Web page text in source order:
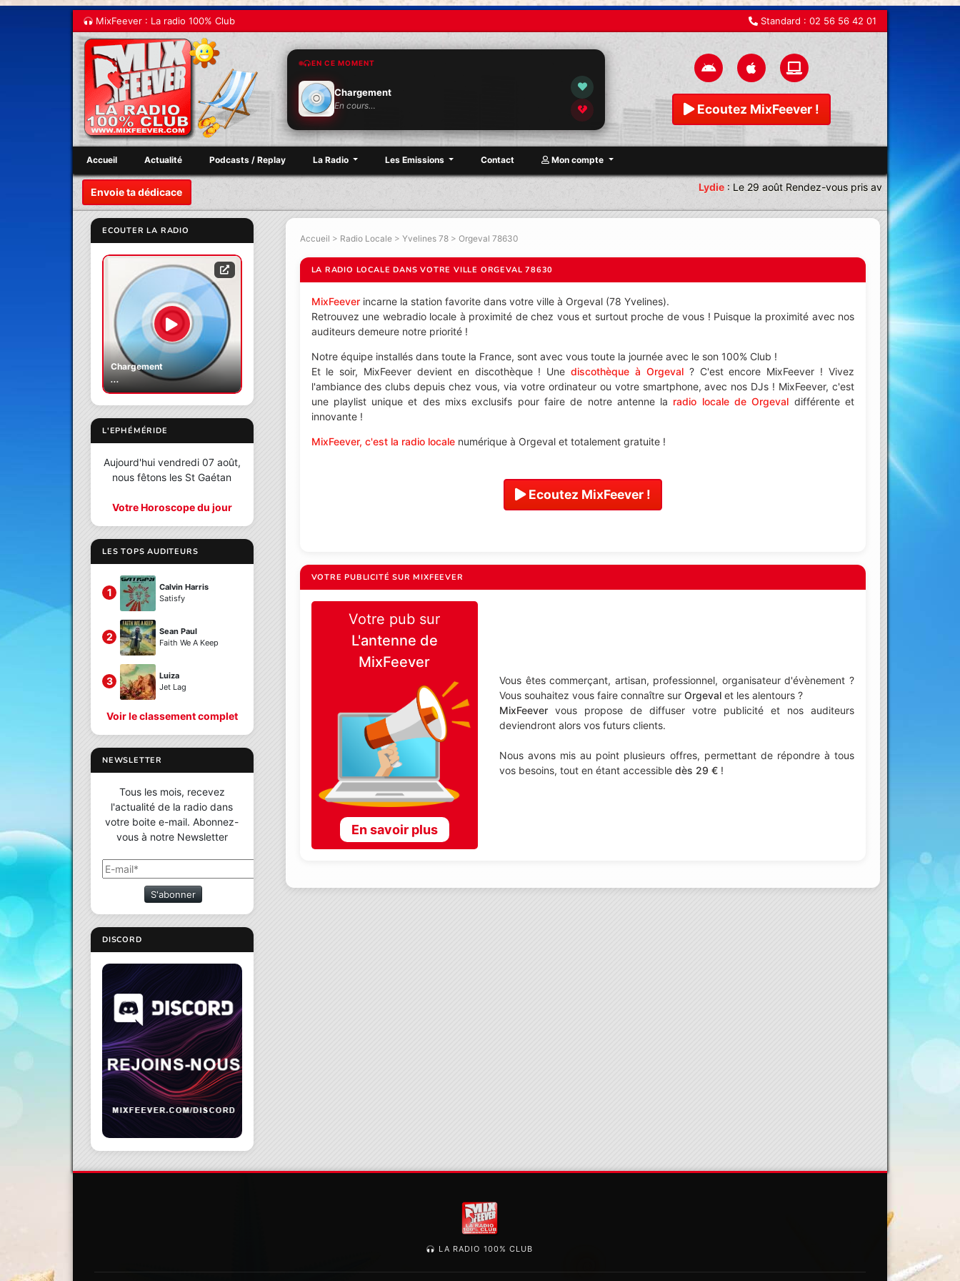
MixFeever : La radio 100% Club Standard : 02 56 56 42 01
EN CE MOMENT
Chargement
En cours… Ecoutez MixFeever !
Accueil Actualité Podcasts / Replay La Radio Les Emissions Contact Mon compte
Envoie ta dédicace Lydie:Le 29 août Rendez-vous pris avec une équipe
ECOUTER LA RADIO
Chargement
...
L'EPHÉMÉRIDE
Aujourd'hui vendredi 07 août,
nous fêtons les St Gaétan
Votre Horoscope du jour
LES TOPS AUDITEURS
1
Calvin Harris
Satisfy
2
Sean Paul
Faith We A Keep
3
Luiza
Jet Lag
Voir le classement complet
NEWSLETTER
Tous les mois, recevez
l'actualité de la radio dans
votre boite e-mail. Abonnez-
vous à notre Newsletter
S'abonner
DISCORD
Accueil > Radio Locale> Yvelines 78> Orgeval 78630
LA RADIO LOCALE DANS VOTRE VILLE ORGEVAL 78630
MixFeeverincarne la station favorite dans votre ville à Orgeval (78 Yvelines).
Retrouvez une webradio locale à proximité de chez vous et surtout proche de vous ! Puisque la proximité avec nos
auditeurs demeure notre priorité !
Notre équipe installés dans toute la France, sont avec vous toute la journée avec le son 100% Club !
Et le soir, MixFeever devient en discothèque ! Unediscothèque à Orgeval? C'est encore MixFeever ! Vivez
l'ambiance des clubs depuis chez vous, via votre ordinateur ou votre smartphone, avec nos DJs ! MixFeever, c'est
une playlist unique et des mixs exclusifs pour faire de notre antenne la radio locale de Orgeval différente et
innovante !
MixFeever, c'est la radio localenumérique à Orgeval et totalement gratuite !
Ecoutez MixFeever !
VOTRE PUBLICITÉ SUR MIXFEEVER
Votre pub sur
L'antenne de
MixFeever
En savoir plus
Vous êtes commerçant, artisan, professionnel, organisateur d'évènement ?
Vous souhaitez vous faire connaître surOrgeval et les alentours ?
MixFeever vous propose de diffuser votre publicité et nos auditeurs
deviendront alors vos futurs clients.
Nous avons mis au point plusieurs offres, permettant de répondre à tous
vos besoins, tout en étant accessibledès 29 € !
LA RADIO 100% CLUB